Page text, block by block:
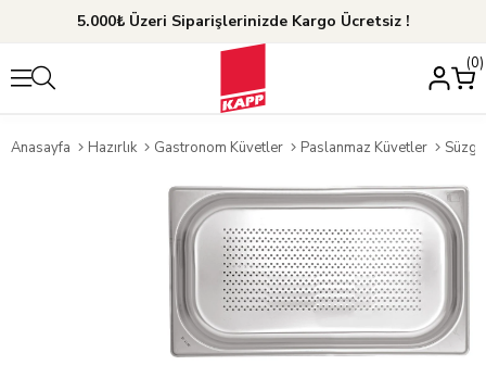
5.000₺ Üzeri Siparişlerinizde Kargo Ücretsiz !
0
Anasayfa Hazırlık Gastronom Küvetler Paslanmaz Küvetler